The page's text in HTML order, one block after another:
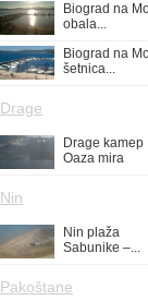
Biograd na
obala...
Biograd na
šetnica...
Drage
Drage kamep
Oaza mira
Nin
Nin plaža
Sabunike –...
Pakoštane